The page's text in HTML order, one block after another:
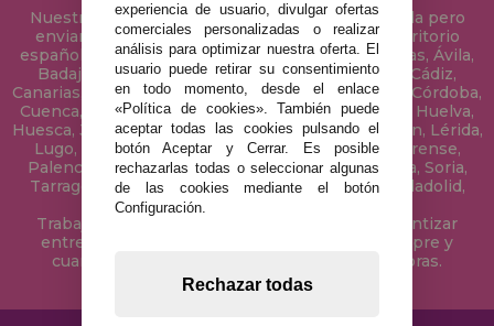
Nuestra tienda de puzzles está ubicada en Sevilla pero
enviamos tus puzzles a cualquier ciudad del territorio
español: Álava, Albacete, Alicante, Almería, Asturias, Ávila,
Badajoz, Baleares, Barcelona, Burgos, Cáceres, Cádiz,
Canarias, Cantabria, Castellón, Ceuta, Ciudad Real, Córdoba,
Cuenca, Gerona, Granada, Guadalajara, Guipúzcoa, Huelva,
Huesca, Jaén, La Coruña, La Rioja, Las Palmas, Leon, Lérida,
Lugo, Madrid, Málaga, Melilla, Murcia, Navarra, Orense,
Palencia, Pontevedra, Salamanca, Segovia, Sevilla, Soria,
Tarragona, Tenerife, Teruel, Toledo, Valencia, Valladolid,
Vizcaya, Zamora y Zaragoza.
Trabajamos con Stocks permanentes para garantizar
entregas rápidas en territorio peninsular, siempre y
cuando el pedido se realice antes de las 18 horas.
experiencia de usuario, divulgar ofertas
comerciales personalizadas o realizar
análisis para optimizar nuestra oferta. El
usuario puede retirar su consentimiento
en todo momento, desde el enlace
«Política de cookies». También puede
aceptar todas las cookies pulsando el
botón Aceptar y Cerrar. Es posible
rechazarlas todas o seleccionar algunas
de las cookies mediante el botón
Configuración.
Rechazar todas